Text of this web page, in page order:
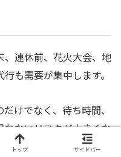
、連休前、花火大会、地
も需要が集中します。
けでなく、待ち時間、
ないリスクが大きくな
トップ サイドバー